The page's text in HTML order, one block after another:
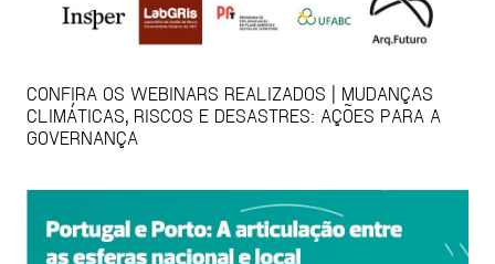
CONFIRA OS WEBINARS REALIZADOS | MUDANÇAS
CLIMÁTICAS, RISCOS E DESASTRES: AÇÕES PARA A
GOVERNANÇA